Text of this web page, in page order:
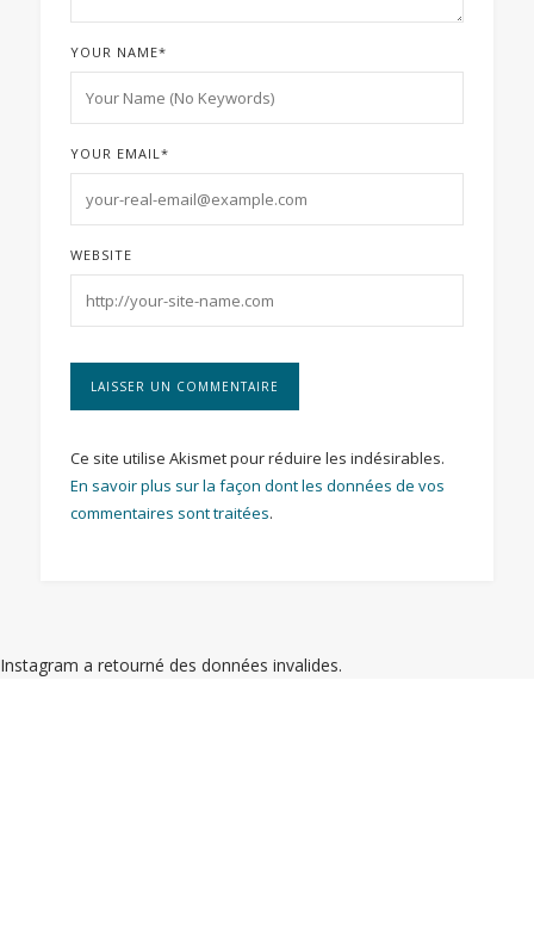
YOUR NAME*
YOUR EMAIL *
WEBSITE
Ce site utilise Akismet pour réduire les indésirables.
En savoir plus sur la façon dont les données de vos
commentaires sont traitées.
Instagram a retourné des données invalides.